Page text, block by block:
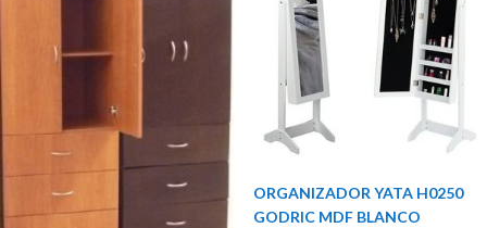
ORGANIZADOR YATA H0250
GODRIC MDF BLANCO